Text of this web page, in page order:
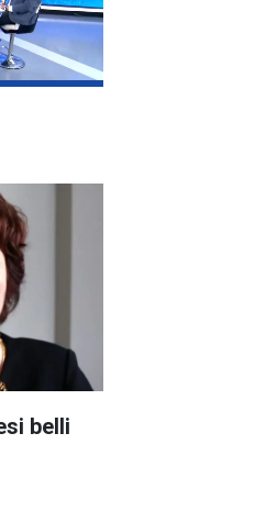
belli